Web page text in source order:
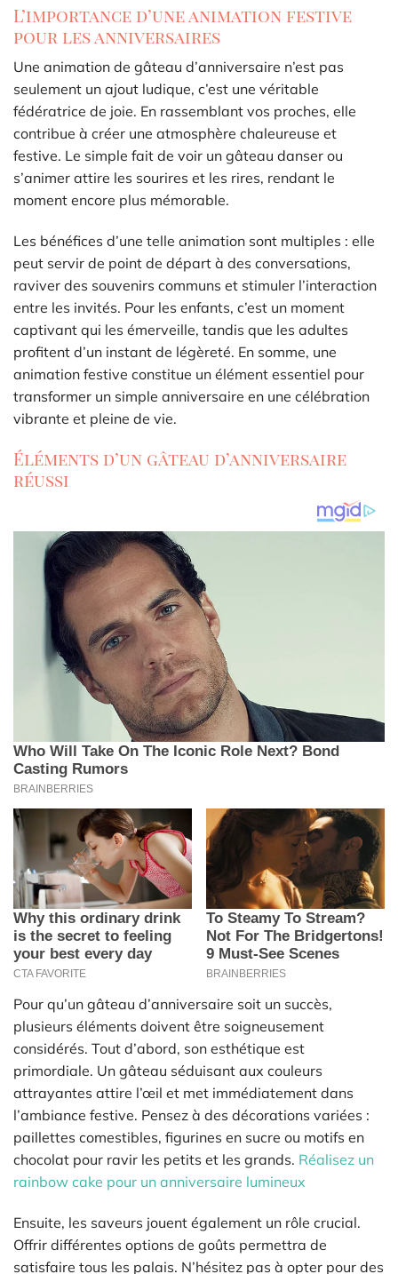
L’importance d’une animation festive
pour les anniversaires
Une animation de gâteau d’anniversaire n’est pas
seulement un ajout ludique, c’est une véritable
fédératrice de joie. En rassemblant vos proches, elle
contribue à créer une atmosphère chaleureuse et
festive. Le simple fait de voir un gâteau danser ou
s’animer attire les sourires et les rires, rendant le
moment encore plus mémorable.
Les bénéfices d’une telle animation sont multiples : elle
peut servir de point de départ à des conversations,
raviver des souvenirs communs et stimuler l’interaction
entre les invités. Pour les enfants, c’est un moment
captivant qui les émerveille, tandis que les adultes
profitent d’un instant de légèreté. En somme, une
animation festive constitue un élément essentiel pour
transformer un simple anniversaire en une célébration
vibrante et pleine de vie.
Éléments d’un gâteau d’anniversaire
réussi
Pour qu’un gâteau d’anniversaire soit un succès,
plusieurs éléments doivent être soigneusement
considérés. Tout d’abord, son esthétique est
primordiale. Un gâteau séduisant aux couleurs
attrayantes attire l’œil et met immédiatement dans
l’ambiance festive. Pensez à des décorations variées :
paillettes comestibles, figurines en sucre ou motifs en
chocolat pour ravir les petits et les grands. Réalisez un
rainbow cake pour un anniversaire lumineux
Ensuite, les saveurs jouent également un rôle crucial.
Offrir différentes options de goûts permettra de
satisfaire tous les palais. N’hésitez pas à opter pour des